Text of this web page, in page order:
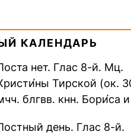
КАЛЕНДАРЬ
нет. Глас 8-й. Мц.
Тирской (ок.
блгвв. кнн. Бори́са
(1015). Прп....
день. Глас 8-й.